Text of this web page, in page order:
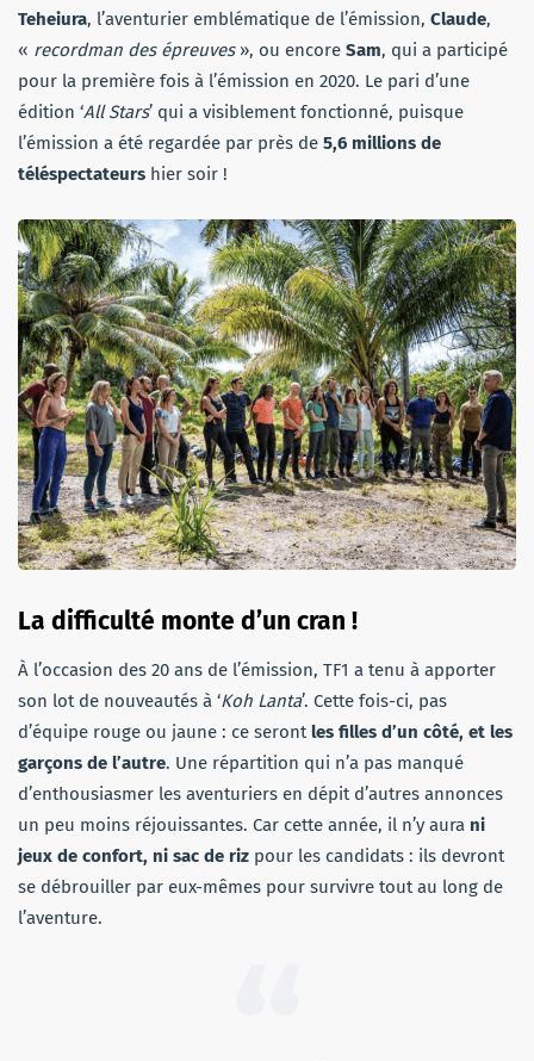
Teheiura, l’aventurier emblématique de l’émission, Claude,
« recordman des épreuves», ou encore Sam, qui a participé
pour la première fois à l’émission en 2020. Le pari d’une
édition ‘All Stars’ qui a visiblement fonctionné, puisque
l’émission a été regardée par près de 5,6 millions de
téléspectateurs hier soir !
La difficulté monte d’un cran !
À l’occasion des 20 ans de l’émission, TF1 a tenu à apporter
son lot de nouveautés à ‘Koh Lanta’. Cette fois-ci, pas
d’équipe rouge ou jaune : ce serontles filles d’un côté, et les
garçons de l’autre. Une répartition qui n’a pas manqué
d’enthousiasmer les aventuriers en dépit d’autres annonces
un peu moins réjouissantes. Car cette année, il n’y aura ni
jeux de confort, ni sac de riz pour les candidats : ils devront
se débrouiller par eux-mêmes pour survivre tout au long de
l’aventure.